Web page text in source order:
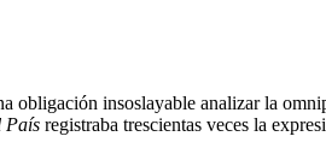
obligación insoslayable analizar la
País registraba trescientas veces la